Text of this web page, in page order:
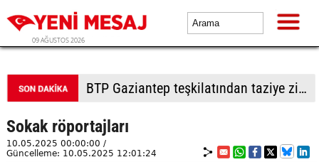
09 AĞUSTOS 2026
BTP Gaziantep teşkilatından taziye ziyareti: Cevizli köyü halkıyla buluşma
Sokak röportajları
10.05.2025 00:00:00 /
Güncelleme: 10.05.2025 12:01:24